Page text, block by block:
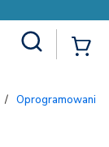
/ Oprogramowanie